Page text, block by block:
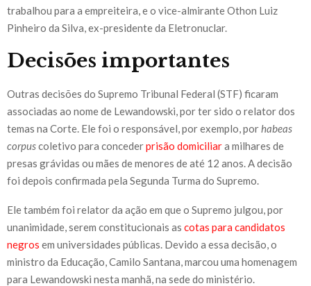
trabalhou para a empreiteira, e o vice-almirante Othon Luiz
Pinheiro da Silva, ex-presidente da Eletronuclar.
Decisões importantes
Outras decisões do Supremo Tribunal Federal (STF) ficaram
associadas ao nome de Lewandowski, por ter sido o relator dos
temas na Corte. Ele foi o responsável, por exemplo, por habeas
corpuscoletivo para concederprisão domiciliara milhares de
presas grávidas ou mães de menores de até 12 anos. A decisão
foi depois confirmada pela Segunda Turma do Supremo.
Ele também foi relator da ação em que o Supremo julgou, por
unanimidade, serem constitucionais as cotas para candidatos
negros em universidades públicas. Devido a essa decisão, o
ministro da Educação, Camilo Santana, marcou uma homenagem
para Lewandowski nesta manhã, na sede do ministério.